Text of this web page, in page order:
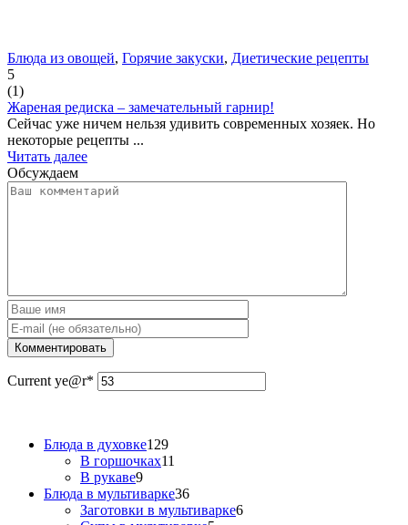
Блюда из овощей, Горячие закуски, Диетические рецепты
5
(1)
Жареная редиска – замечательный гарнир!
Сейчас уже ничем нельзя удивить современных хозяек. Но
некоторые рецепты ...
Читать далее
Обсуждаем
Current ye@r*
Блюда в духовке129
В горшочках11
В рукаве9
Блюда в мультиварке36
Заготовки в мультиварке6